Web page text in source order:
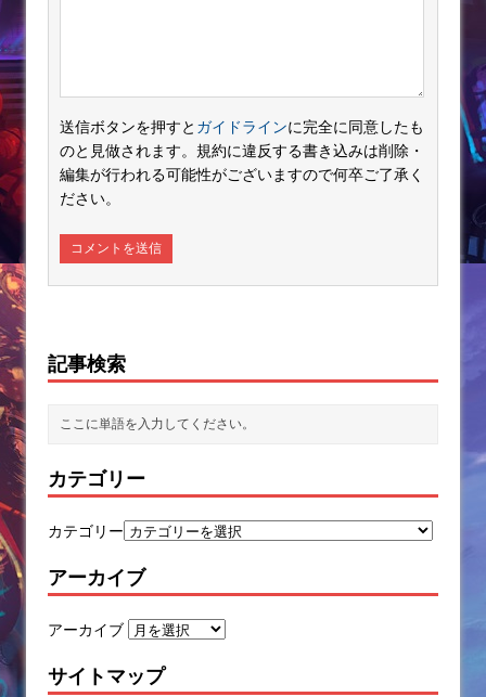
送信ボタンを押すと ガイドラインに完全に同意したも
のと見做されます。規約に違反する書き込みは削除・
編集が行われる可能性がございますので何卒ご了承く
ださい。
記事検索
カテゴリー
カテゴリー
アーカイブ
アーカイブ
サイトマップ